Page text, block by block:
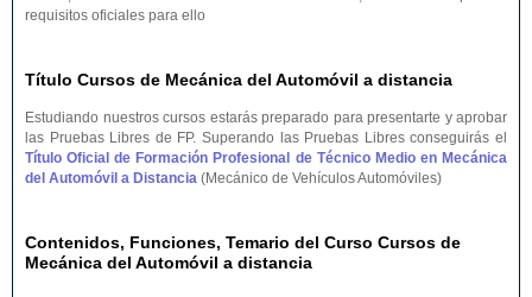
requisitos oficiales para ello
Título Cursos de Mecánica del Automóvil a distancia
Estudiando nuestros cursos estarás preparado para presentarte y aprobar
las Pruebas Libres de FP. Superando las Pruebas Libres conseguirás el
Título Oficial de Formación Profesional de Técnico Medio en Mecánica
del Automóvil a Distancia (Mecánico de Vehículos Automóviles)
Contenidos, Funciones, Temario del Curso Cursos de
Mecánica del Automóvil a distancia